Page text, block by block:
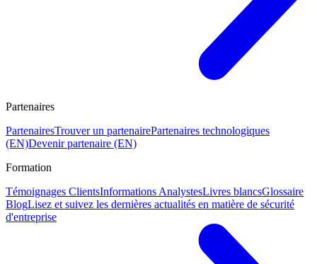
Partenaires
PartenairesTrouver un partenairePartenaires technologiques
(EN)Devenir partenaire (EN)
Formation
Témoignages ClientsInformations AnalystesLivres blancsGlossaire
BlogLisez et suivez les dernières actualités en matière de sécurité
d'entreprise